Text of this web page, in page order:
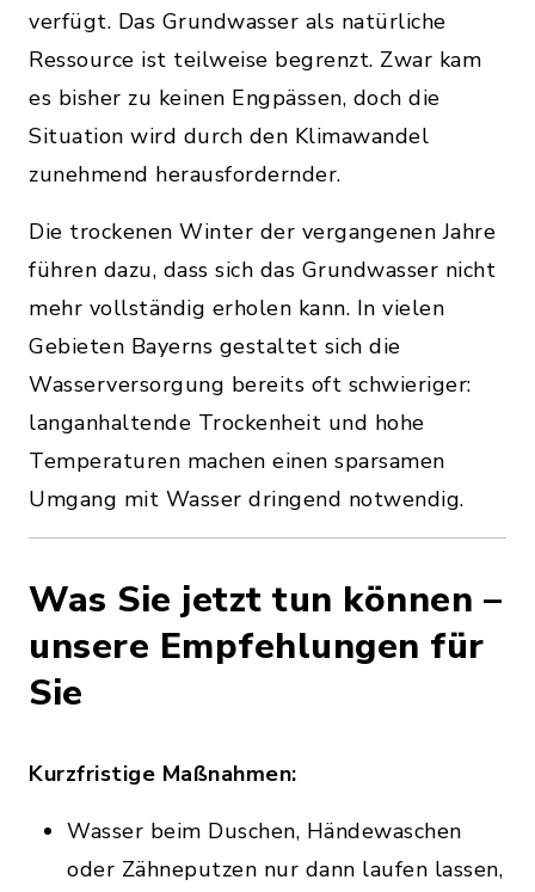
verfügt. Das Grundwasser als natürliche
Ressource ist teilweise begrenzt. Zwar kam
es bisher zu keinen Engpässen, doch die
Situation wird durch den Klimawandel
zunehmend herausfordernder.
Die trockenen Winter der vergangenen Jahre
führen dazu, dass sich das Grundwasser nicht
mehr vollständig erholen kann. In vielen
Gebieten Bayerns gestaltet sich die
Wasserversorgung bereits oft schwieriger:
langanhaltende Trockenheit und hohe
Temperaturen machen einen sparsamen
Umgang mit Wasser dringend notwendig.
Was Sie jetzt tun können –
unsere Empfehlungen für
Sie
Kurzfristige Maßnahmen:
Wasser beim Duschen, Händewaschen
oder Zähneputzen nur dann laufen lassen,